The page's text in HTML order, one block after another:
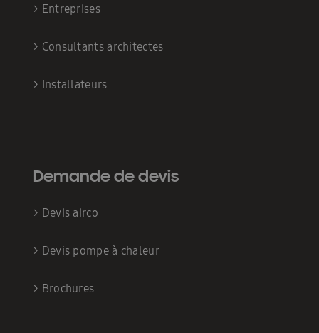
> Entreprises
> Consultants architectes
> Installateurs
Demande de devis
> Devis airco
> Devis pompe à chaleur
> Brochures